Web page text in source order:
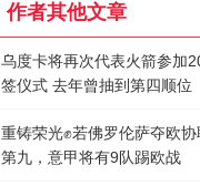
作者其他文章
乌度卡将再次代表火箭参加
签仪式 去年曾抽到第四顺位
重铸荣光✊若佛罗伦萨夺欧
第九，意甲将有9队踢欧战